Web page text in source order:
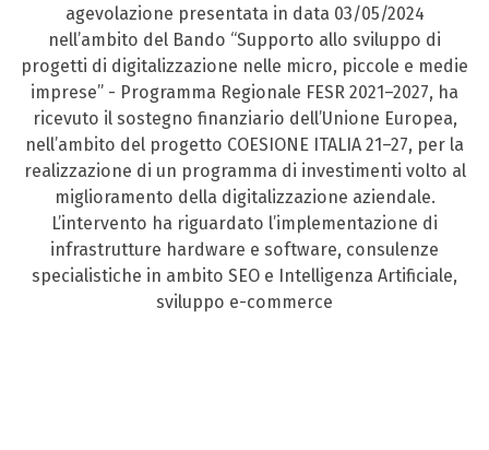
agevolazione presentata in data 03/05/2024
nell’ambito del Bando “Supporto allo sviluppo di
progetti di digitalizzazione nelle micro, piccole e medie
imprese” - Programma Regionale FESR 2021–2027, ha
ricevuto il sostegno finanziario dell’Unione Europea,
nell’ambito del progetto COESIONE ITALIA 21–27, per la
realizzazione di un programma di investimenti volto al
miglioramento della digitalizzazione aziendale.
L’intervento ha riguardato l’implementazione di
infrastrutture hardware e software, consulenze
specialistiche in ambito SEO e Intelligenza Artificiale,
sviluppo e-commerce